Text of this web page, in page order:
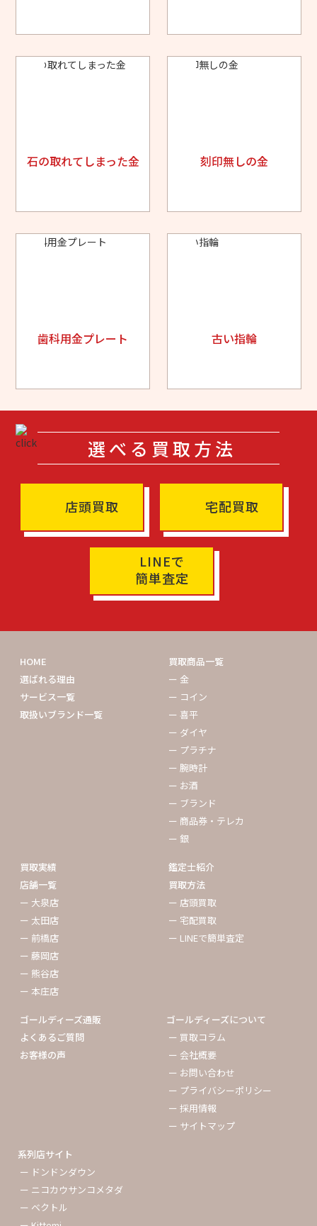
石の取れてしまった金 刻印無しの金
歯科用金プレート 古い指輪
選べる買取方法
店頭買取 宅配買取
LINEで
簡単査定
HOME
選ばれる理由
サービス一覧
取扱いブランド一覧
買取商品一覧
ー 金
ー コイン
ー 喜平
ー ダイヤ
ー プラチナ
ー 腕時計
ー お酒
ー ブランド
ー 商品券・テレカ
ー 銀
買取実績
店舗一覧
ー 大泉店
ー 太田店
ー 前橋店
ー 藤岡店
ー 熊谷店
ー 本庄店
鑑定士紹介
買取方法
ー 店頭買取
ー 宅配買取
ー LINEで簡単査定
ゴールディーズ通販
よくあるご質問
お客様の声
ゴールディーズについて
ー 買取コラム
ー 会社概要
ー お問い合わせ
ー プライバシーポリシー
ー 採用情報
ー サイトマップ
系列店サイト
ー ドンドンダウン
ー ニコカウサンコメタダ
ー ベクトル